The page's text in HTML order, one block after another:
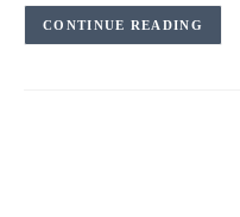
CONTINUE READING